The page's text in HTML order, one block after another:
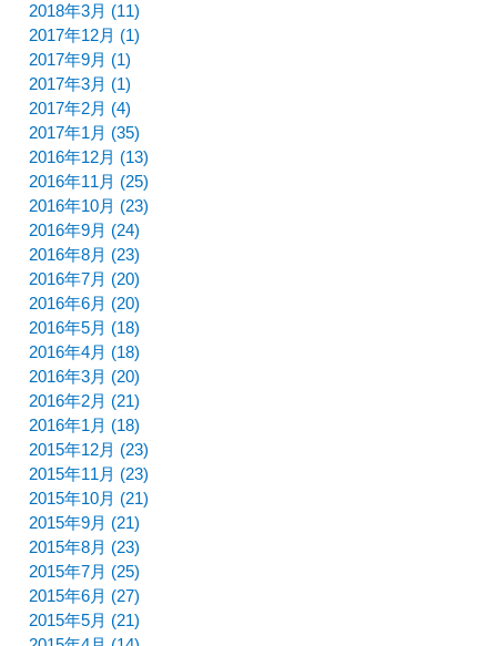
2018年3月 (11)
2017年12月 (1)
2017年9月 (1)
2017年3月 (1)
2017年2月 (4)
2017年1月 (35)
2016年12月 (13)
2016年11月 (25)
2016年10月 (23)
2016年9月 (24)
2016年8月 (23)
2016年7月 (20)
2016年6月 (20)
2016年5月 (18)
2016年4月 (18)
2016年3月 (20)
2016年2月 (21)
2016年1月 (18)
2015年12月 (23)
2015年11月 (23)
2015年10月 (21)
2015年9月 (21)
2015年8月 (23)
2015年7月 (25)
2015年6月 (27)
2015年5月 (21)